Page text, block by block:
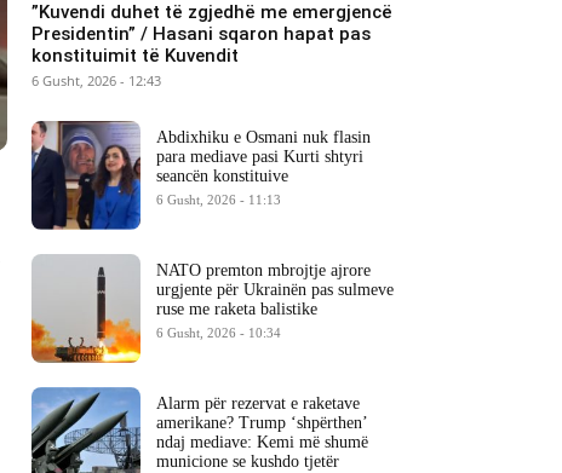
​”Kuvendi duhet të zgjedhë me emergjencë
Presidentin” / Hasani sqaron hapat pas
konstituimit të Kuvendit
6 Gusht, 2026 - 12:43
Abdixhiku e Osmani nuk flasin
para mediave pasi Kurti shtyri
seancën konstituive
6 Gusht, 2026 - 11:13
NATO premton mbrojtje ajrore
urgjente për Ukrainën pas sulmeve
ruse me raketa balistike
6 Gusht, 2026 - 10:34
Alarm për rezervat e raketave
amerikane? Trump ‘shpërthen’
ndaj mediave: Kemi më shumë
municione se kushdo tjetër